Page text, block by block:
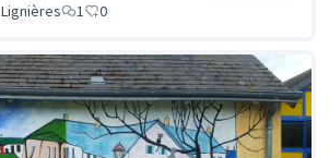
1 0